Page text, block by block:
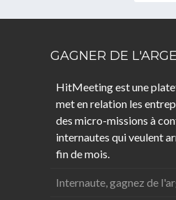
GAGNER DE
HitMeeting est une
met en relation les
des micro-missions à
internautes qui veulent
fin de mois.
Internaute, gagnez de